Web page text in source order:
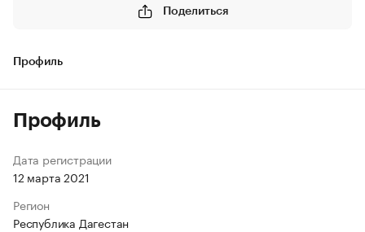
Поделиться
Профиль
Профиль
Дата регистрации
12 марта 2021
Регион
Республика Дагестан